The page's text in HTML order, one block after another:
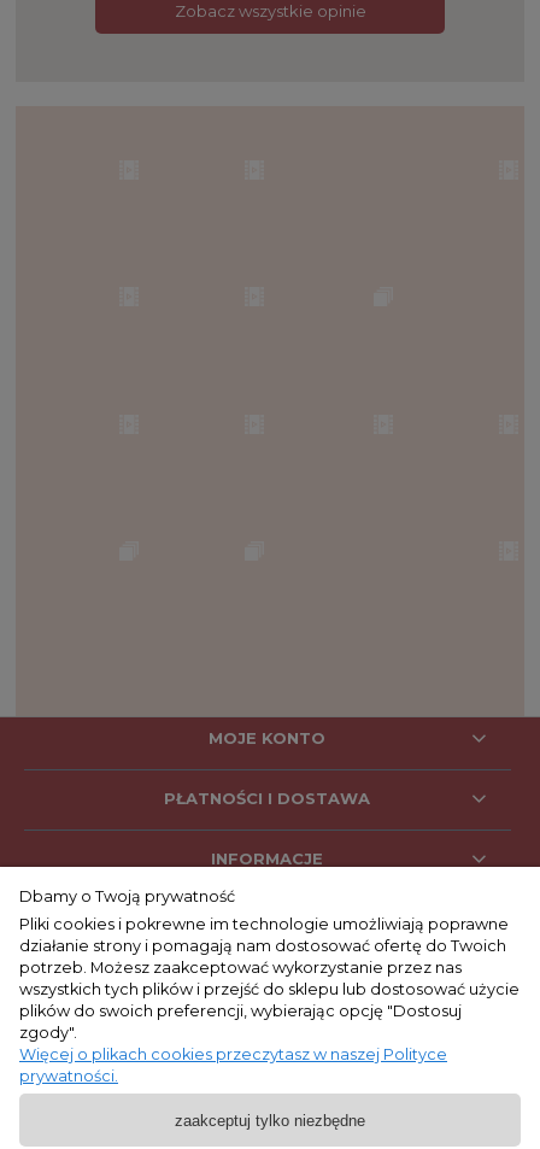
Zobacz wszystkie opinie
MOJE KONTO
PŁATNOŚCI I DOSTAWA
INFORMACJE
SOCIAL MEDIA
KONTAKT
+48 662 053 047
pon. - pt. 9:00 - 17:00
Dbamy o Twoją prywatność
Pliki cookies i pokrewne im technologie umożliwiają poprawne
działanie strony i pomagają nam dostosować ofertę do Twoich
potrzeb. Możesz zaakceptować wykorzystanie przez nas
wszystkich tych plików i przejść do sklepu lub dostosować użycie
plików do swoich preferencji, wybierając opcję "Dostosuj
zgody".
Więcej o plikach cookies przeczytasz w naszej Polityce
prywatności.
zaakceptuj tylko niezbędne